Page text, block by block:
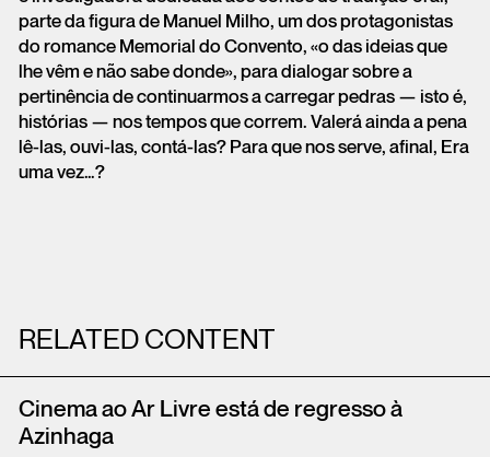
parte da figura de Manuel Milho, um dos protagonistas
do romance Memorial do Convento, «o das ideias que
lhe vêm e não sabe donde», para dialogar sobre a
pertinência de continuarmos a carregar pedras — isto é,
histórias — nos tempos que correm. Valerá ainda a pena
lê-las, ouvi-las, contá-las? Para que nos serve, afinal, Era
uma vez…?
RELATED CONTENT
Cinema ao Ar Livre está de regresso à
Azinhaga